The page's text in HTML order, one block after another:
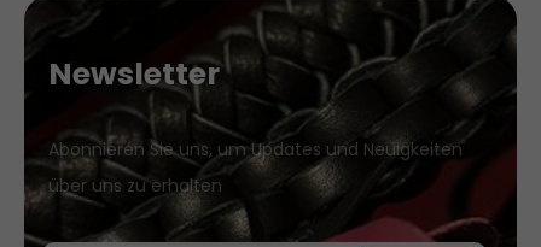
Newsletter
Abonnieren Sie uns, um Updates und Neuigkeiten
über uns zu erhalten